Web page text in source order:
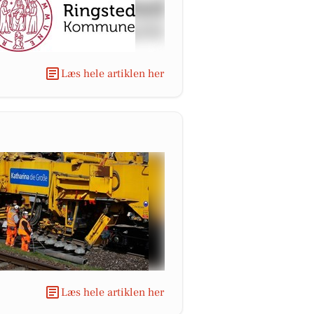
Læs hele artiklen her
Læs hele artiklen her